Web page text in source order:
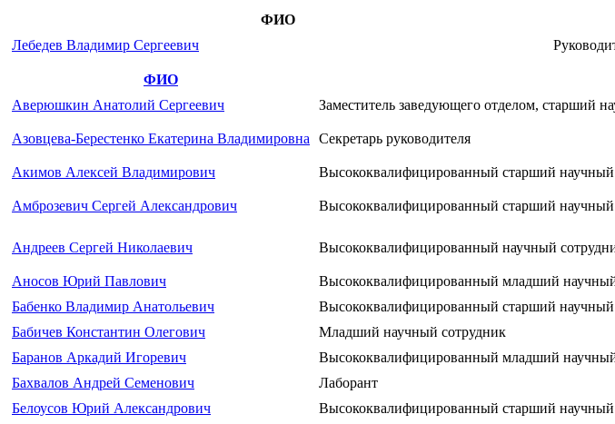
ФИО
Лебедев Владимир Сергеевич
ФИО
Аверюшкин Анатолий Сергеевич
Заместитель заведующего отделом, старший
Азовцева-Берестенко Екатерина Владимировна Секретарь руководителя
Акимов Алексей Владимирович
Высококвалифицированный старший научный
Амброзевич Сергей Александрович Высококвалифицированный старший научный
Андреев Сергей Николаевич Высококвалифицированный научный
Аносов Юрий Павлович
Высококвалифицированный младший
Бабенко Владимир Анатольевич
Высококвалифицированный старший научный
Бабичев Константин Олегович
Младший научный сотрудник
Баранов Аркадий Игоревич
Высококвалифицированный младший
Бахвалов Андрей Семенович
Лаборант
Белоусов Юрий Александрович
Высококвалифицированный старший научный